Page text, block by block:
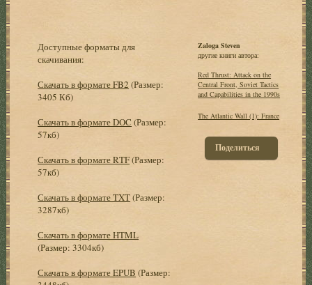
Доступные форматы для
скачивания:
Скачать в формате FB2 (Размер:
3405 Кб)
Скачать в формате DOC (Размер:
57кб)
Скачать в формате RTF(Размер:
57кб)
Скачать в формате TXT(Размер:
3287кб)
Скачать в формате HTML
(Размер: 3304кб)
Скачать в формате EPUB (Размер:
Zaloga Steven
другие книги автора:
Red Thrust: Attack on the
Central Front, Soviet Tactics
and Capabilities in the 1990s
The Atlantic Wall (1): France
Поделиться